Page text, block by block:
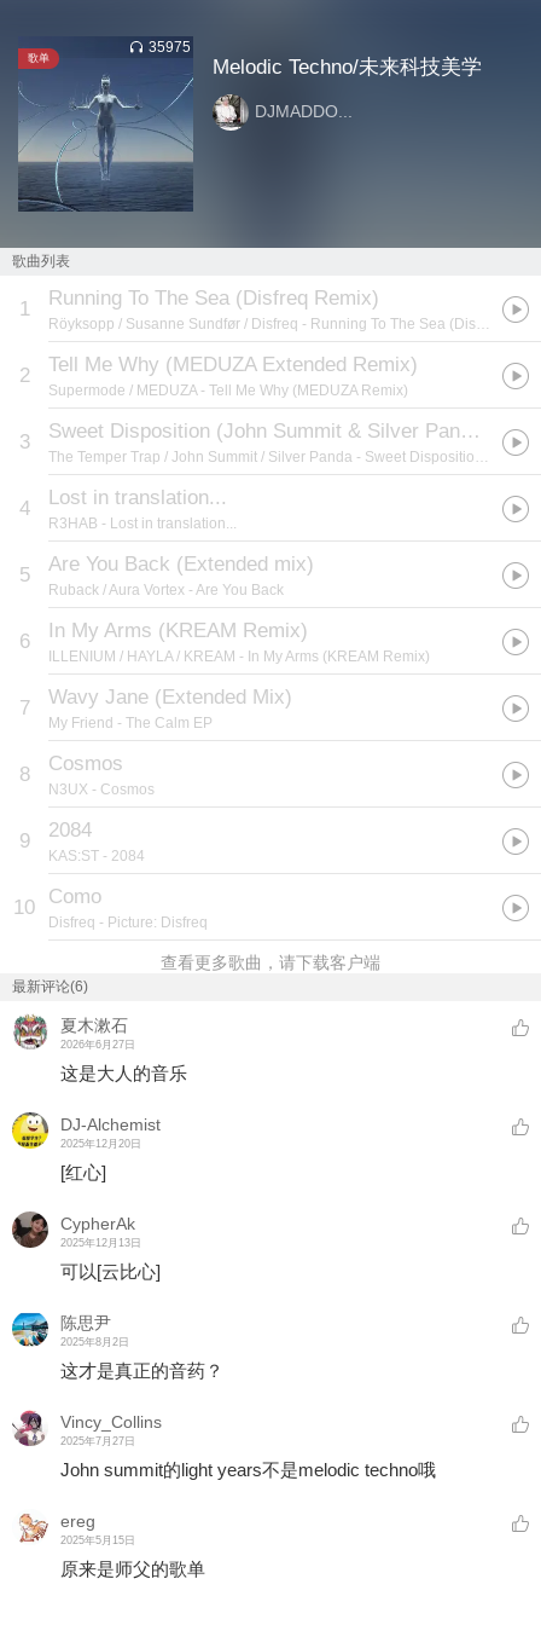
歌单
35975
Melodic Techno/未来科技美学
DJMADDO...
歌曲列表
1 Running To The Sea (Disfreq Remix)
Röyksopp / Susanne Sundfør / Disfreq - Running To The Sea (Disfreq Remix)
2 Tell Me Why (MEDUZA Extended Remix)
Supermode / MEDUZA- Tell Me Why (MEDUZA Remix)
3 Sweet Disposition (John Summit & Silver Panda Remix)
The Temper Trap / John Summit / Silver Panda - Sweet Disposition (John Summit & Silver Panda Remix)
4 Lost in translation...
R3HAB - Lost in translation...
5 Are You Back (Extended mix)
Ruback / Aura Vortex - Are You Back
6 In My Arms (KREAM Remix)
ILLENIUM / HAYLA / KREAM - In My Arms (KREAM Remix)
7 Wavy Jane (Extended Mix)
My Friend - The Calm EP
8 Cosmos
N3UX - Cosmos
9 2084
KAS:ST - 2084
10 Como
Disfreq - Picture: Disfreq
查看更多歌曲，请下载客户端
最新评论(6)
夏木漱石
2026年6月27日
这是大人的音乐
DJ-Alchemist
2025年12月20日
[红心]
CypherAk
2025年12月13日
可以[云比心]
陈思尹
2025年8月2日
这才是真正的音药？
Vincy_Collins
2025年7月27日
John summit的light years不是melodic techno哦
ereg
2025年5月15日
原来是师父的歌单